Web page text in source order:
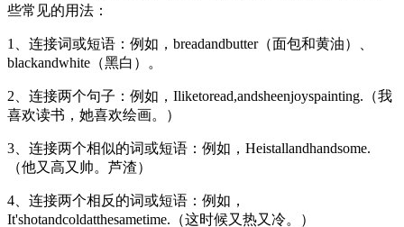
些常见的用法：
1、连接词或短语：例如，breadandbutter（面包和黄油）、
blackandwhite（黑白）。
2、连接两个句子：例如，Iliketoread,andsheenjoyspainting.（我
喜欢读书，她喜欢绘画。）
3、连接两个相似的词或短语：例如，Heistallandhandsome.
（他又高又帅。芦渣）
4、连接两个相反的词或短语：例如，
It'shotandcoldatthesametime.（这时候又热又冷。）